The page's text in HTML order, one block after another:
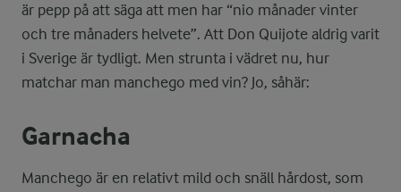
är pepp på att säga att men har “nio månader vinter
och tre månaders helvete”. Att Don Quijote aldrig varit
i Sverige är tydligt. Men strunta i vädret nu, hur
matchar man manchego med vin? Jo, såhär:
Garnacha
Manchego är en relativt mild och snäll hårdost, som